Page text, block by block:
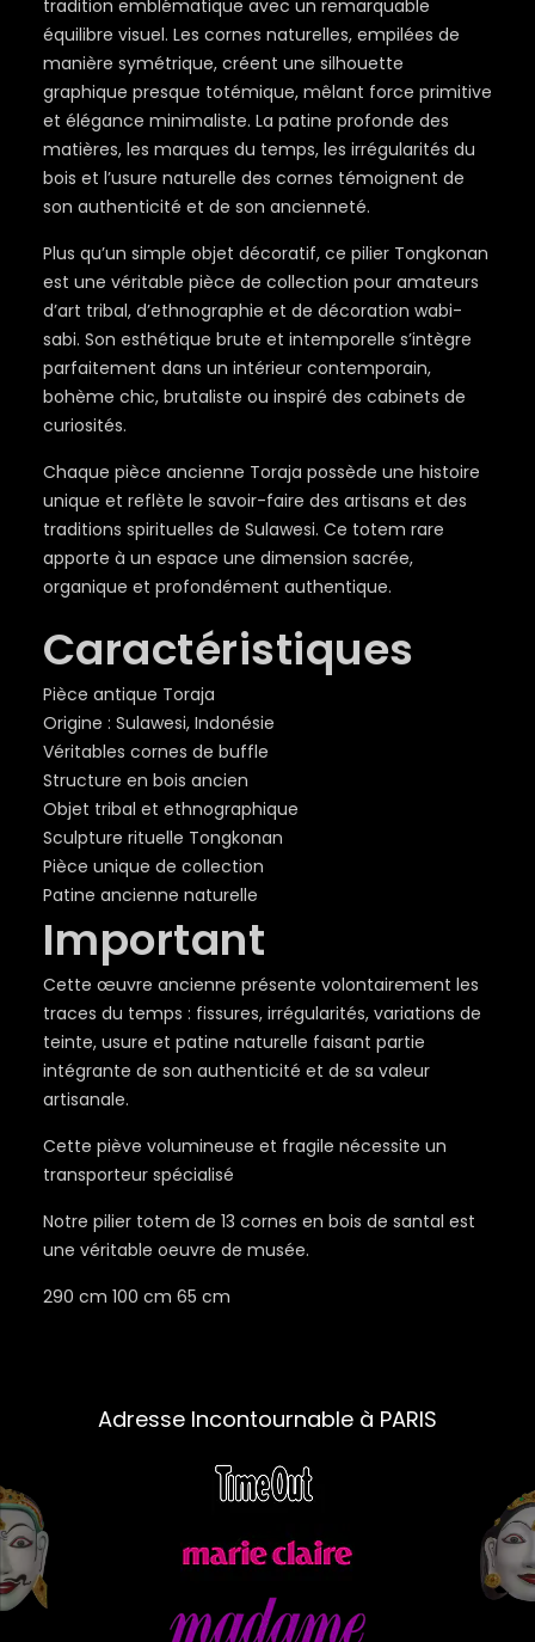
tradition emblématique avec un remarquable
équilibre visuel. Les cornes naturelles, empilées de
manière symétrique, créent une silhouette
graphique presque totémique, mêlant force primitive
et élégance minimaliste. La patine profonde des
matières, les marques du temps, les irrégularités du
bois et l’usure naturelle des cornes témoignent de
son authenticité et de son ancienneté.
Plus qu’un simple objet décoratif, ce pilier Tongkonan
est une véritable pièce de collection pour amateurs
d’art tribal, d’ethnographie et de décoration wabi-
sabi. Son esthétique brute et intemporelle s’intègre
parfaitement dans un intérieur contemporain,
bohème chic, brutaliste ou inspiré des cabinets de
curiosités.
Chaque pièce ancienne Toraja possède une histoire
unique et reflète le savoir-faire des artisans et des
traditions spirituelles de Sulawesi. Ce totem rare
apporte à un espace une dimension sacrée,
organique et profondément authentique.
Caractéristiques
Pièce antique Toraja
Origine : Sulawesi, Indonésie
Véritables cornes de buffle
Structure en bois ancien
Objet tribal et ethnographique
Sculpture rituelle Tongkonan
Pièce unique de collection
Patine ancienne naturelle
Important
Cette œuvre ancienne présente volontairement les
traces du temps : fissures, irrégularités, variations de
teinte, usure et patine naturelle faisant partie
intégrante de son authenticité et de sa valeur
artisanale.
Cette piève volumineuse et fragile nécessite un
transporteur spécialisé
Notre pilier totem de 13 cornes en bois de santal est
une véritable oeuvre de musée.
290 cm 100 cm 65 cm
Adresse Incontournable à PARIS